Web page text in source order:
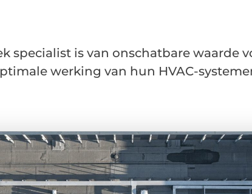
specialist is van onschatbare waarde
werking van hun HVAC-